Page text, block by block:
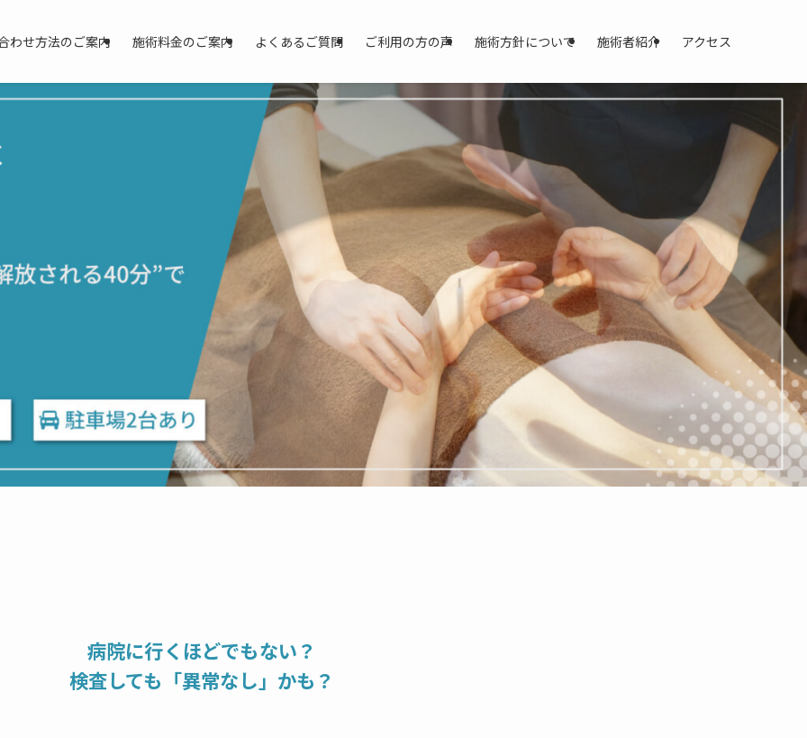
わせ方法のご案内 施術料金のご案内 よくあるご質問 ご利用の方の声 施術方針について 施術者紹介 アクセス
病院に行くほどでもない？
検査しても「異常なし」かも？